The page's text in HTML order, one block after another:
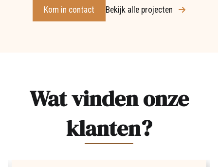
Kom in contact Bekijk alle projecten
Wat vinden onze
klanten?